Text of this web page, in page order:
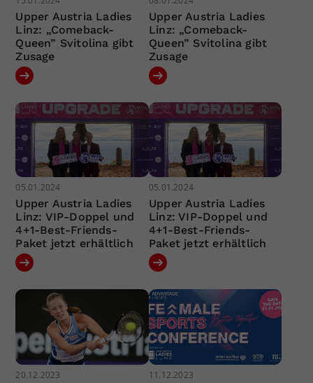
Upper Austria Ladies
Linz: „Comeback-
Queen” Svitolina gibt
Zusage
Upper Austria Ladies
Linz: „Comeback-
Queen” Svitolina gibt
Zusage
05.01.2024
Upper Austria Ladies
Linz: VIP-Doppel und
4+1-Best-Friends-
Paket jetzt erhältlich
05.01.2024
Upper Austria Ladies
Linz: VIP-Doppel und
4+1-Best-Friends-
Paket jetzt erhältlich
20.12.2023 11.12.2023